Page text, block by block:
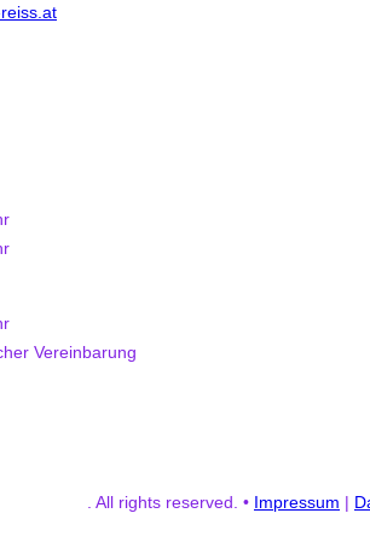
Vereinbarung
. All rights reserved. • Impressum |